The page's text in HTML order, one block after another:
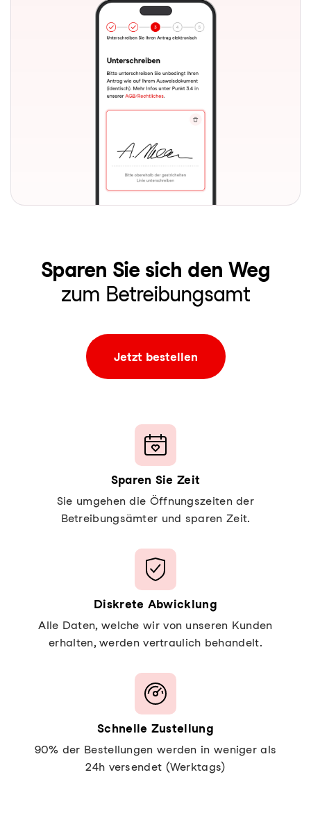
Sparen Sie sich den Weg
zum Betreibungsamt
Jetzt bestellen
Sparen Sie Zeit
Sie umgehen die Öffnungszeiten der
Betreibungsämter und sparen Zeit.
Diskrete Abwicklung
Alle Daten, welche wir von unseren Kunden
erhalten, werden vertraulich behandelt.
Schnelle Zustellung
90% der Bestellungen werden in weniger als
24h versendet (Werktags)